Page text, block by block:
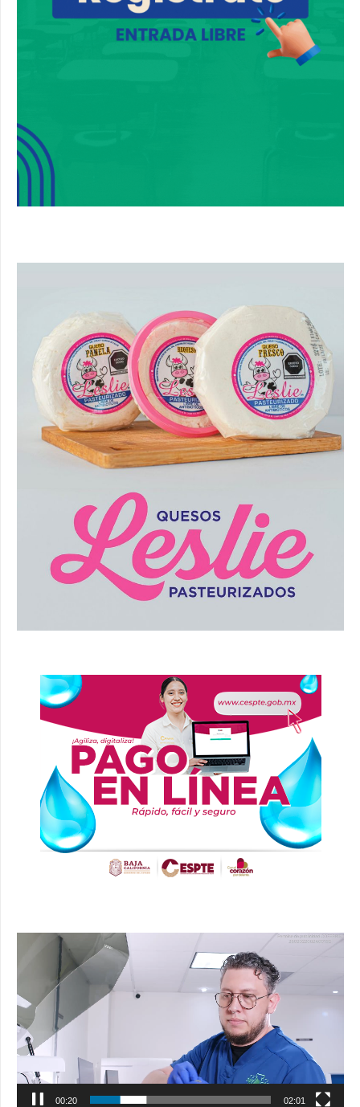
Reproductor
00:21 02:01